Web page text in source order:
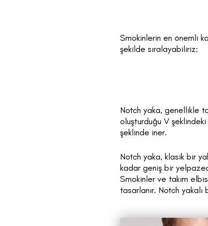
Smokinlerin en önemli
şekilde sıralayabiliriz:
Notch yaka, genellikle
oluşturduğu V şeklindeki
şeklinde iner.
Notch yaka, klasik bir
kadar geniş bir
Smokinler ve takım
tasarlanır. Notch yakalı